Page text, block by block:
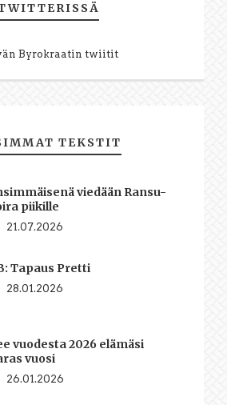
Byrokraatin twiitit
TEKSTIT
viedään Ransu-
piikille
21.07.2026
Tapaus Pretti
28.01.2026
vuodesta 2026 elämäsi
vuosi
26.01.2026